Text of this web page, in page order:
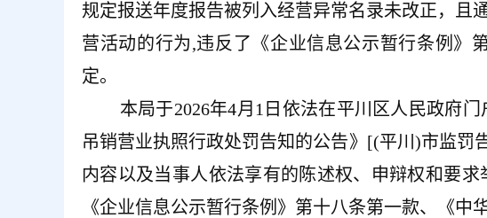
规定报送年度报告被列入经营异常名录未改正，且
营活动的行为,违反了《企业信息公示暂行条例》
定。
本局于2026年4月1日依法在平川区人民政府
吊销营业执照行政处罚告知的公告》[(平川)市监罚
内容以及当事人依法享有的陈述权、申辩权和要
《企业信息公示暂行条例》第十八条第一款、《